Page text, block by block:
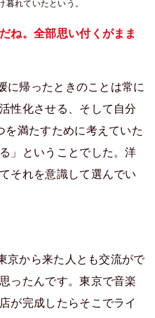
れていたという。
。全部思い付くがまま
に帰ったときのことは常に
性化させる、そして自分
を満たすために考えていた
」ということでした。洋
それを意識して選んでい
京から来た人とも交流がで
ったんです。東京で音楽
が完成したらそこでライ